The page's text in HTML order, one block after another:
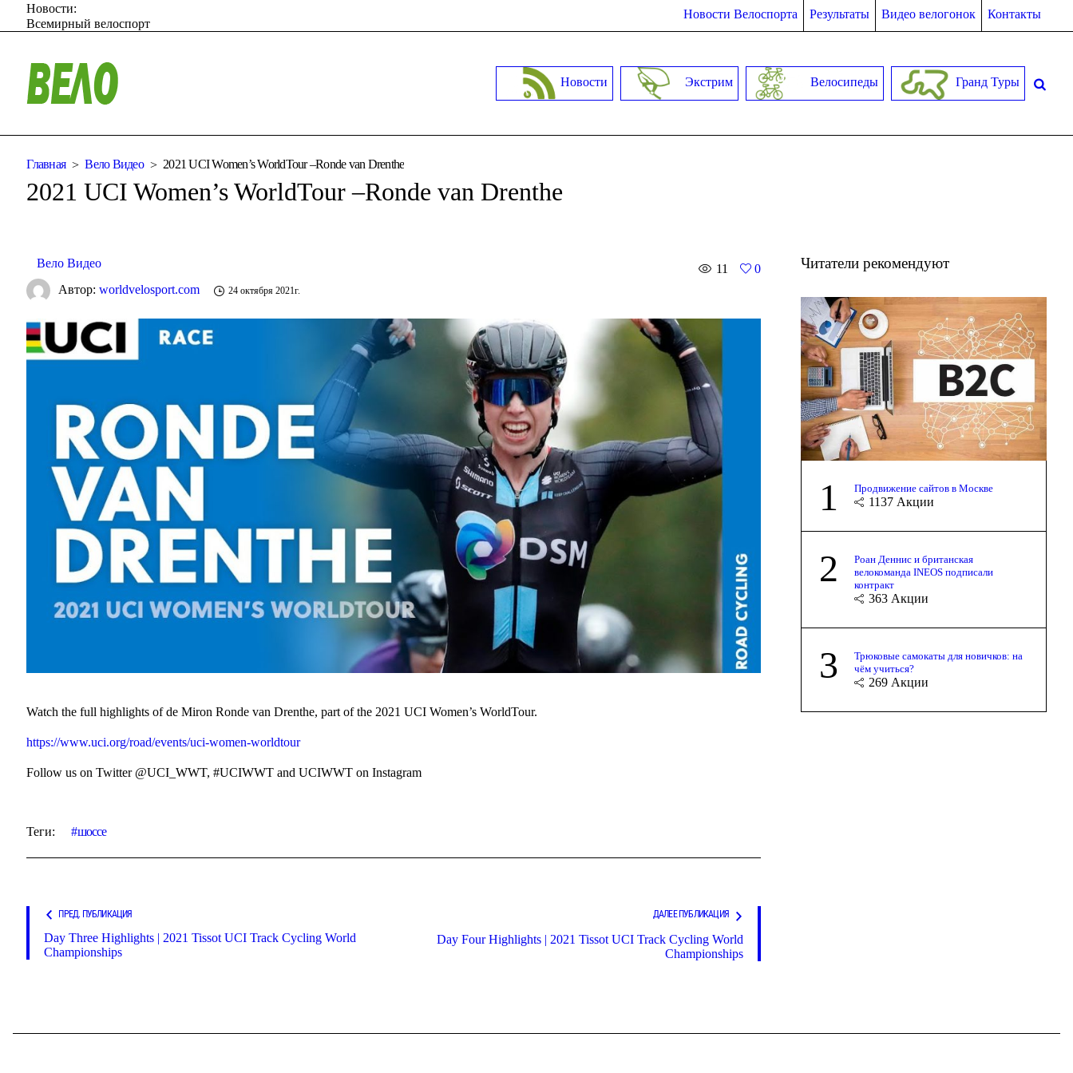
Новости Велоспорта Результаты Видео велогонок Контакты
Новости:
Всемирный велоспорт
Новости Экстрим Велосипеды Гранд Туры
Главная Вело Видео 2021 UCI Women’s WorldTour –Ronde van Drenthe
2021 UCI Women’s WorldTour –Ronde van Drenthe
Вело Видео 11
0
Автор:worldvelosport.com 24 октября 2021г.
Watch the full highlights of de Miron Ronde van Drenthe, part of the 2021 UCI Women’s WorldTour.
https://www.uci.org/road/events/uci-women-worldtour
Follow us on Twitter @UCI_WWT, #UCIWWT and UCIWWT on Instagram
Теги: шоссе
ПРЕД. ПУБЛИКАЦИЯ
Day Three Highlights | 2021 Tissot UCI Track Cycling World
Championships
ДАЛЕЕ ПУБЛИКАЦИЯ
Day Four Highlights | 2021 Tissot UCI Track Cycling World
Championships
Читатели рекомендуют
1 Продвижение сайтов в Москве
1137 Акции
2
Роан Деннис и британская
велокоманда INEOS подписали
контракт
363 Акции
3
Трюковые самокаты для новичков: на
чём учиться?
269 Акции